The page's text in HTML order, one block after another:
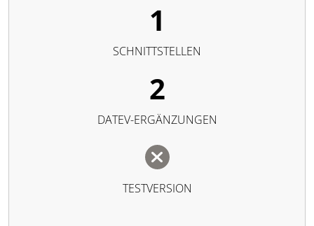
1
SCHNITTSTELLEN
2
DATEV-ERGÄNZUNGEN
TESTVERSION